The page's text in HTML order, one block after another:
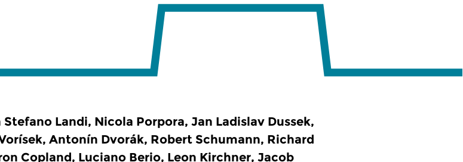
Stefano Landi, Nicola Porpora, Jan Ladislav Dussek,
Antonín Dvorák, Robert Schumann, Richard
Copland, Luciano Berio, Leon Kirchner, Jacob